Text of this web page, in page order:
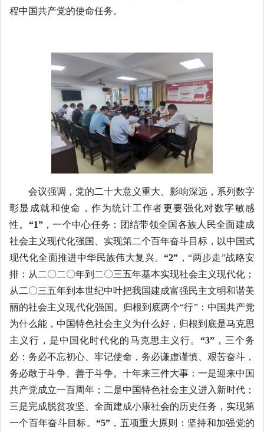
程中国共产党的使命任务。
会议强调，党的二十大意义重大、影响深远，系列数字
彰显成就和使命，作为统计工作者更要强化对数字敏感
性。 “1”，一个中心任务：团结带领全国各族人民全面建成
社会主义现代化强国、实现第二个百年奋斗目标，以中国式
现代化全面推进中华民族伟大复兴。“2” ，“两步走”战略安
排：从二〇二〇年到二〇三五年基本实现社会主义现代化；
从二〇三五年到本世纪中叶把我国建成富强民主文明和谐美
丽的社会主义现代化强国。归根到底两个“行”：中国共产党
为什么能，中国特色社会主义为什么好，归根到底是马克思
主义行，是中国化时代化的马克思主义行。 “3”，三个务
必：务必不忘初心、牢记使命，务必谦虚谨慎、艰苦奋斗，
务必敢于斗争、善于斗争。十年来三件大事：一是迎来中国
共产党成立一百周年；二是中国特色社会主义进入新时代；
三是完成脱贫攻坚、全面建成小康社会的历史任务，实现第
一个百年奋斗目标。 “5” ，五项重大原则：坚持和加强党的